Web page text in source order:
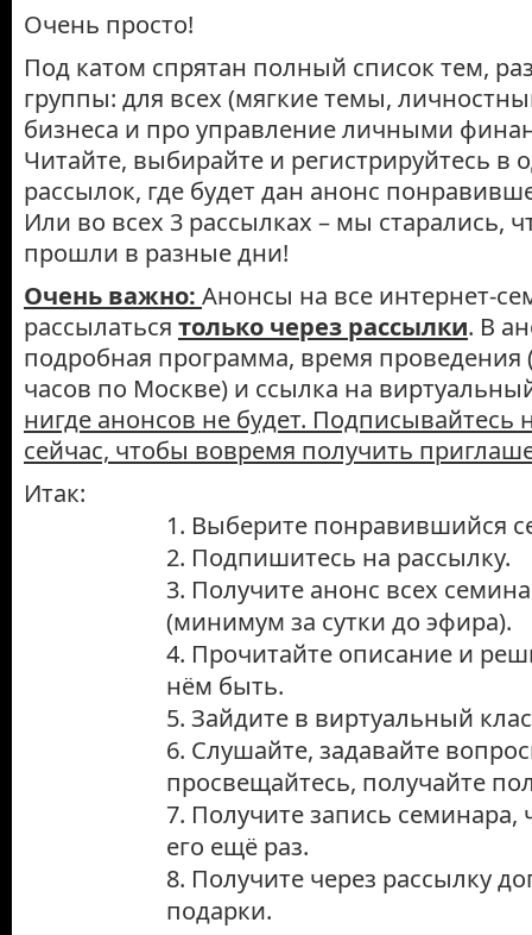
Очень просто!
Под катом спрятан полный список тем,
группы: для всех (мягкие темы,
бизнеса и про управление личными
Читайте, выбирайте и регистрируйтесь в
рассылок, где будет дан анонс
Или во всех 3 рассылках – мы старались,
прошли в разные дни!
Очень важно: Анонсы на все интернет-
рассылаться только через рассылки. В
подробная программа, время проведения
часов по Москве) и ссылка на
нигде анонсов не будет. Подписывайтесь
сейчас, чтобы вовремя получить
Итак:
1. Выберите понравившийся
2. Подпишитесь на рассылку.
3. Получите анонс всех
(минимум за сутки до эфира).
4. Прочитайте описание и
нём быть.
5. Зайдите в виртуальный
6. Слушайте, задавайте
просвещайтесь, получайте
7. Получите запись
его ещё раз.
8. Получите через рассылку
подарки.